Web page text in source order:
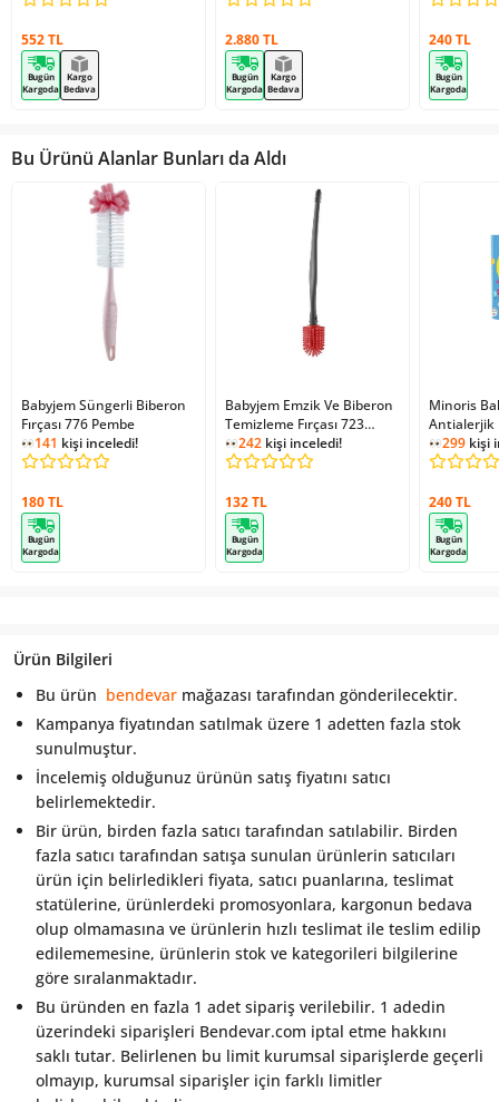
552 TL
Bugün
Kargoda
Kargo
Bedava
2.880 TL
Bugün
Kargoda
Kargo
Bedava
240 TL
Bugün
Kargoda
Bu Ürünü Alanlar Bunları da Aldı
Babyjem Süngerli Biberon
Fırçası 776 Pembe
141 kişi inceledi!
180 TL
Bugün
Kargoda
Babyjem Emzik Ve Biberon
Temizleme Fırçası 723
Pembe
242 kişi inceledi!
132 TL
Bugün
Kargoda
Minoris
Antialerjik
299 kişi
240 TL
Bugün
Kargoda
Ürün Bilgileri
Bu ürün bendevar mağazası tarafından gönderilecektir.
Kampanya fiyatından satılmak üzere 1 adetten fazla stok
sunulmuştur.
İncelemiş olduğunuz ürünün satış fiyatını satıcı
belirlemektedir.
Bir ürün, birden fazla satıcı tarafından satılabilir. Birden
fazla satıcı tarafından satışa sunulan ürünlerin satıcıları
ürün için belirledikleri fiyata, satıcı puanlarına, teslimat
statülerine, ürünlerdeki promosyonlara, kargonun bedava
olup olmamasına ve ürünlerin hızlı teslimat ile teslim edilip
edilememesine, ürünlerin stok ve kategorileri bilgilerine
göre sıralanmaktadır.
Bu üründen en fazla 1 adet sipariş verilebilir. 1 adedin
üzerindeki siparişleri Bendevar.com iptal etme hakkını
saklı tutar. Belirlenen bu limit kurumsal siparişlerde geçerli
olmayıp, kurumsal siparişler için farklı limitler